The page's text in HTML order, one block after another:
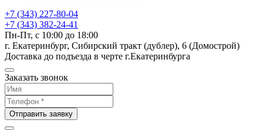
+7 (343) 227-80-04
+7 (343) 382-24-41
Пн-Пт, с 10:00 до 18:00
г. Екатеринбург, Сибирский тракт (дублер), 6 (Домострой)
Доставка до подъезда в черте г.Екатеринбурга
Заказать звонок
Отправить заявку